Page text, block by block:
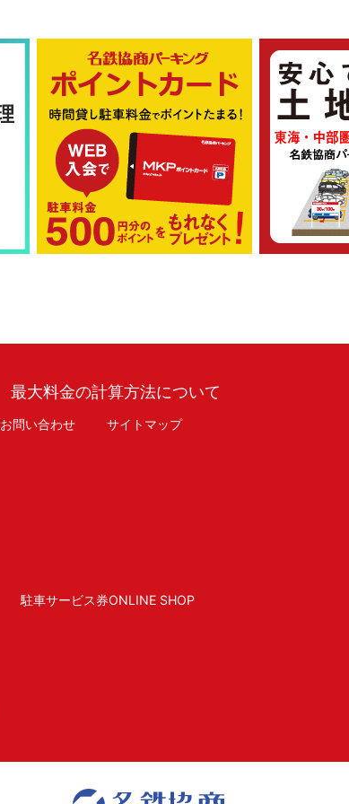
最大料金の計算方法について
お問い合わせ サイトマップ
駐車サービス券ONLINE SHOP